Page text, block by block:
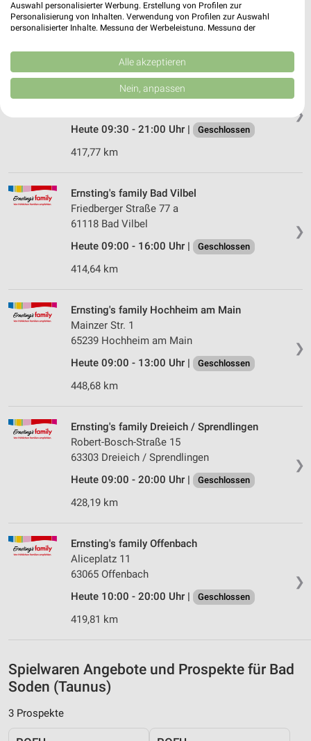
Heute 09:00 - 16:00 Uhr | Geschlossen
❯
Ernsting's family Frankfurt
Borsigallee 26
Heute 09:30 - 21:00 Uhr |
Geschlossen
417,77 km
❯
Ernsting's family Bad Vilbel
Friedberger Straße 77 a
61118 Bad Vilbel
Heute 09:00 - 16:00 Uhr |
Geschlossen
414,64 km
❯
Ernsting's family Hochheim am Main
Mainzer Str. 1
65239 Hochheim am Main
Heute 09:00 - 13:00 Uhr |
Geschlossen
448,68 km
❯
Ernsting's family Dreieich / Sprendlingen
Robert-Bosch-Straße 15
63303 Dreieich / Sprendlingen
Heute 09:00 - 20:00 Uhr |
Geschlossen
428,19 km
❯
Ernsting's family Offenbach
Aliceplatz 11
63065 Offenbach
Heute 10:00 - 20:00 Uhr |
Geschlossen
419,81 km
Spielwaren Angebote und Prospekte für Bad
Soden (Taunus)
3 Prospekte
Auswahl personalisierter Werbung. Erstellung von Profilen zur
Personalisierung von Inhalten. Verwendung von Profilen zur Auswahl
personalisierter Inhalte. Messung der Werbeleistung. Messung der
Kombinationen von Daten aus verschiedenen Quellen. Entwicklung und
Verbesserung der Angebote. Verwendung reduzierter Daten zur Auswahl
von Inhalten.
Daten können außerhalb der Europäischen Union weitergegeben und in die
USA gesendet werden.
Website/App.
Wir nutzen Ihre Daten für folgende Zwecke:
Speichern von oder Zugriff auf Informationen
auf einem Endgerät
Werbeanzeigen
Erstellung von Profilen für personalisierte
Verwendung von Profilen zur Auswahl
personalisierter Werbung
Erstellung von Profilen zur Personalisierung
von Inhalten
Messung der Werbeleistung
Messung der Performance von Inhalten
Kombinationen von Daten aus verschiedenen
Entwicklung und Verbesserung der Angebote
Verwendung reduzierter Daten zur Auswahl von
Informationen identifizieren
Nicht-IAB-Verarbeitungszwecke:
Notwendig
Alle akzeptieren
Nein, anpassen